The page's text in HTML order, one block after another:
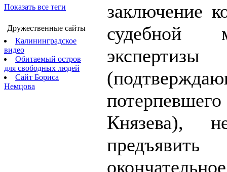
Показать все теги
Дружественные сайты
Калининградское
видео
Обитаемый остров
для свободных людей
Сайт Бориса
Немцова
заключение
судебной
экспертизы
Князева),